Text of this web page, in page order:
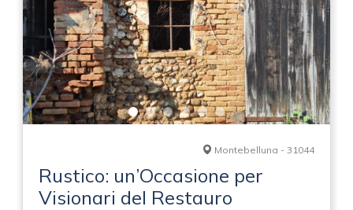
Montebelluna - 31044
Rustico: un’Occasione per
Visionari del Restauro